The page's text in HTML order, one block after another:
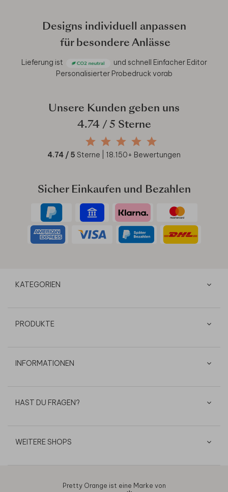
Designs individuell anpassen
für besondere Anlässe
Lieferung ist und schnell Einfacher Editor
Personalisierter Probedruck vorab
Unsere Kunden geben uns
4.74/ 5 Sterne
4.74 / 5 Sterne | 18.150+ Bewertungen
Sicher Einkaufen und Bezahlen
KATEGORIEN
PRODUKTE
INFORMATIONEN
HAST DU FRAGEN?
WEITERE SHOPS
Pretty Orange ist eine Marke von